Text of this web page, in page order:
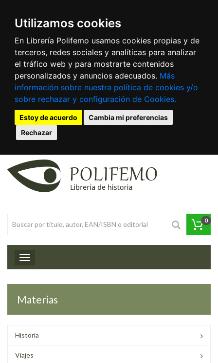
Utilizamos cookies
En Librería Polifemo usamos cookies propias y de
terceros, redes sociales y analíticas para analizar
el tráfico web y para mostrarte contenidos
personalizados y anuncios adecuados. Más
información sobre nuestra política de cookies y/o
sobre rechazar y configuración de Cookies.
Estoy de acuerdo
Cambia mi preferencias
Rechazar
0
Toggle navigation
Materias
Historia
Viajes